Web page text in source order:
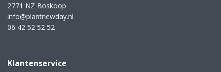
2771 NZ Boskoop
info@plantnewday.nl
06 42 52 52 52
Klantenservice